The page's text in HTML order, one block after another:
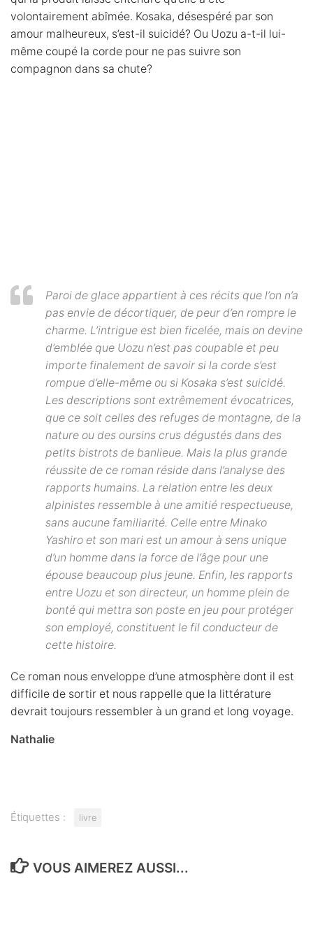
volontairement abîmée. Kosaka, désespéré par son
amour malheureux, s’est-il suicidé? Ou Uozu a-t-il lui-
même coupé la corde pour ne pas suivre son
compagnon dans sa chute?
Paroi de glace appartient à ces récits que l’on n’a
pas envie de décortiquer, de peur d’en rompre le
charme. L’intrigue est bien ficelée, mais on devine
d’emblée que Uozu n’est pas coupable et peu
importe finalement de savoir si la corde s’est
rompue d’elle-même ou si Kosaka s’est suicidé.
Les descriptions sont extrêmement évocatrices,
que ce soit celles des refuges de montagne, de la
nature ou des oursins crus dégustés dans des
petits bistrots de banlieue. Mais la plus grande
réussite de ce roman réside dans l’analyse des
rapports humains. La relation entre les deux
alpinistes ressemble à une amitié respectueuse,
sans aucune familiarité. Celle entre Minako
Yashiro et son mari est un amour à sens unique
d’un homme dans la force de l’âge pour une
épouse beaucoup plus jeune. Enfin, les rapports
entre Uozu et son directeur, un homme plein de
bonté qui mettra son poste en jeu pour protéger
son employé, constituent le fil conducteur de
cette histoire.
Ce roman nous enveloppe d’une atmosphère dont il est
difficile de sortir et nous rappelle que la littérature
devrait toujours ressembler à un grand et long voyage.
Nathalie
Étiquettes : livre
VOUS AIMEREZ AUSSI...